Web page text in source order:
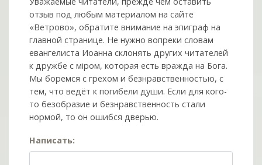
отзыв под любым материалом на сайте
«Ветрово», обратите внимание на эпиграф на
главной странице. Не нужно вопреки словам
евангелиста Иоанна склонять других читателей
к дружбе с мiром, которая есть вражда на Бога.
Мы боремся с грехом и без­нрав­ствен­ностью, с
тем, что ведёт к погибели души. Если для кого-
то безобразие и безнравственность стали
нормой, то он ошибся дверью.
Написать: